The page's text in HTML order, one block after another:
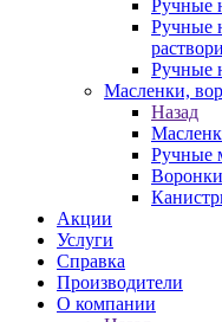
Ручные
Ручные
Ручные
Масленки,
Назад
Ручные
Воронки
Акции
Услуги
Справка
Производители
О компании